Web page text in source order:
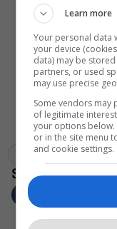
Premier League
Learn more
Your personal data
your device
data) may be
partners, or used
may use precise
Some vendors may
of legitimate
your options
or in the site menu
and cookie settings.